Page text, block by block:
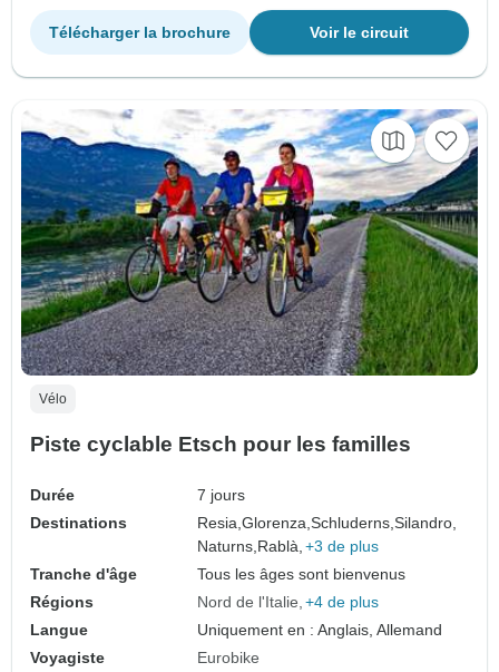
Voir le circuit
Télécharger la brochure
Vélo
Piste cyclable Etsch pour les familles
Durée
7 jours
Destinations
Resia,Glorenza,Schluderns,Silandro,
Naturns, Rablà, +3 de plus
Tranche d'âge
Tous les âges sont bienvenus
Régions
Nord de l'Italie +4 de plus
Langue
Uniquement en : Anglais, Allemand
Voyagiste
Eurobike